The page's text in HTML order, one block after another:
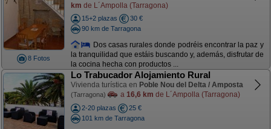
8 Fotos
km de L´Ampolla (Tarragona)
15+2 plazas
30 €
90 km de Tarragona
Dos casas rurales donde podréis encontrar la paz y
la tranquilidad que estáis buscando y, además, disfrutar de
la cocina hecha con productos ...
Lo Trabucador Alojamiento Rural
Vivienda turística en Poble Nou del Delta / Amposta
(Tarragona) a 16,6 km de L´Ampolla (Tarragona)
2-20 plazas
25 €
101 km de Tarragona